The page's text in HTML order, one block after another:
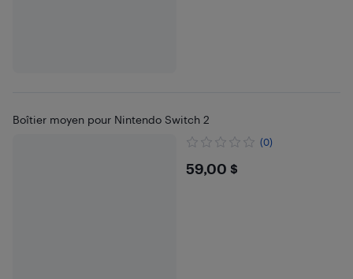
Boîtier moyen pour Nintendo Switch 2
(0)
$59
59,00 $